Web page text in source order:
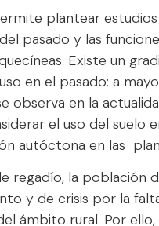
plantear
pasado y las
Existe un
en el pasado: a
observa en la
el uso del suelo
autóctona en las
regadío, la población
y de crisis por la
ámbito rural. Por